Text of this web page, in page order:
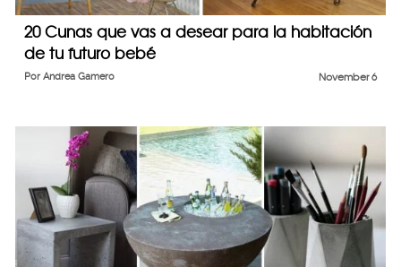
20 Cunas que vas a desear para la habitación
de tu futuro bebé
November 6
Por Andrea Gamero